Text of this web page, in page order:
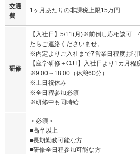
交通
費
1ヶ月あたりの非課税上限15万円
研修
【入社日】5/11(月)※前倒し応相談可
たらご連絡くださいませ。
※内定よりご入社まで7営業日程度お時
【座学研修＋OJT】入社日より1カ月程
※9:00～18:00（休憩60分）
※土日祝休み
※全日程参加必須
※研修中も同時給
＜必須＞
■高卒以上
■長期勤務可能な方
■研修全日程参加可能な方